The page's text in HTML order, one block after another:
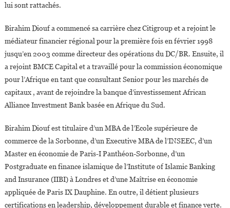
lui sont rattachés.
Birahim Diouf a commencé sa carrière chez Citigroup et a rejoint le
médiateur financier régional pour la première fois en février 1998
jusqu’en 2003 comme directeur des opérations du DC/BR. Ensuite, il
a rejoint BMCE Capital et a travaillé pour la commission économique
pour l’Afrique en tant que consultant Senior pour les marchés de
capitaux , avant de rejoindre la banque d’investissement African
Alliance Investment Bank basée en Afrique du Sud.
Birahim Diouf est titulaire d’un MBA de l’Ecole supérieure de
commerce de la Sorbonne, d’un Executive MBA de l’INSEEC, d’un
Master en économie de Paris-I Panthéon-Sorbonne, d’un
Postgraduate en finance islamique de l’Institute of Islamic Banking
and Insurance (IIBI) à Londres et d’une Maîtrise en économie
appliquée de Paris IX Dauphine. En outre, il détient plusieurs
certifications en leadership, développement durable et finance verte.